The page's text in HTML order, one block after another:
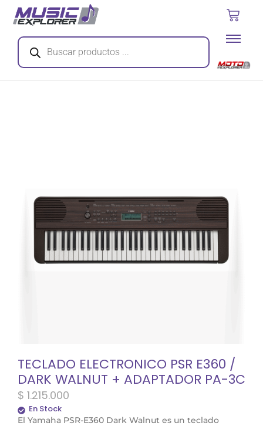
TECLADO ELECTRONICO PSR E360 /
DARK WALNUT + ADAPTADOR PA-3C
$ 1.215.000
En Stock
El Yamaha PSR-E360 Dark Walnut es un teclado